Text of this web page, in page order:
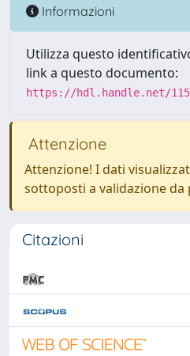
Informazioni
Utilizza questo
link a questo documento:
https://hdl.handle.net/
Attenzione
Attenzione! I dati
sottoposti a validazione da
Citazioni